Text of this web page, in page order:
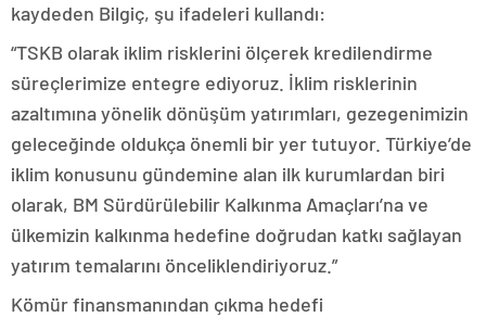
kaydeden Bilgiç, şu ifadeleri kullandı:
“TSKB olarak iklim risklerini ölçerek kredilendirme
süreçlerimize entegre ediyoruz. İklim risklerinin
azaltımına yönelik dönüşüm yatırımları, gezegenimizin
geleceğinde oldukça önemli bir yer tutuyor. Türkiye’de
iklim konusunu gündemine alan ilk kurumlardan biri
olarak, BM Sürdürülebilir Kalkınma Amaçları’na ve
ülkemizin kalkınma hedefine doğrudan katkı sağlayan
yatırım temalarını önceliklendiriyoruz.”
Kömür finansmanından çıkma hedefi